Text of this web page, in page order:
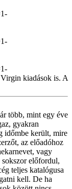
kiadások is. A
több, mint egy éve
gyakran
időmbe került, mire
az előadóhoz
vagy
előfordul,
teljes katalógusa
kell. De ha